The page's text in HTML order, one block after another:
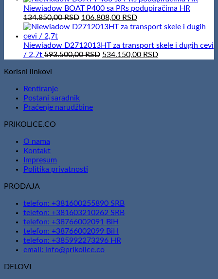
was:
166.600,00 RSD.
is:
151.410,00 RSD.
Niewiadow BOAT P400 sa PRs podupiračima HR
134.850,00RSD Original
price
134.850,00 RSD.
106.808,00 RSDCurrent
price
106.808,00 RSD.
Niewiadow D2712013HT za transport skele i dugih cevi
/ 2,7t 593.500,00RSD Original
534.150,00 RSDCurrent
Korisni linkovi
Rentiranje
Postani saradnik
Praćenje narudžbine
PRIKOLICE.CO
O nama
Kontakt
Impresum
Politika privatnosti
PRODAJA
telefon: +381600255890 SRB
telefon: +381603210262 SRB
telefon: +38766002091 BiH
telefon: +38766002099 BiH
telefon: +385992273296 HR
email: info@prikolice.co
DELOVI